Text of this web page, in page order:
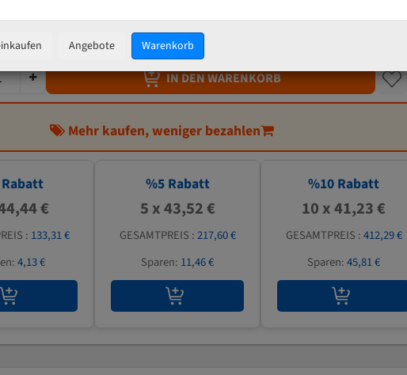
45,81 €
zzgl.Versandkosten
IN DEN WARENKORB
Mehr kaufen, weniger bezahlen
€
: 133,31 €
4,13 €
%5Rabatt
5 x 43,52 €
GESAMTPREIS :217,60 €
Sparen: 11,46 €
%10 Rabatt
10 x 41,23 €
GESAMTPREIS :412,29 €
Sparen:45,81 €
Angebote Warenkorb